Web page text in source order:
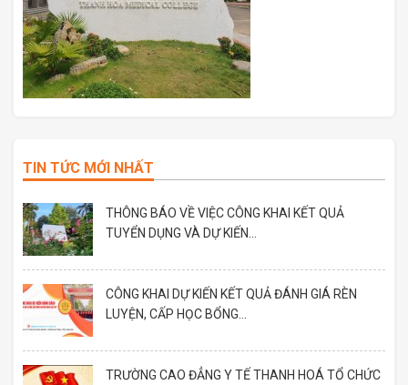
TIN TỨC MỚI NHẤT
THÔNG BÁO VỀ VIỆC CÔNG KHAI KẾT QUẢ
TUYỂN DỤNG VÀ DỰ KIẾN...
CÔNG KHAI DỰ KIẾN KẾT QUẢ ĐÁNH GIÁ RÈN
LUYỆN, CẤP HỌC BỔNG...
TRƯỜNG CAO ĐẲNG Y TẾ THANH HOÁ TỔ CHỨC